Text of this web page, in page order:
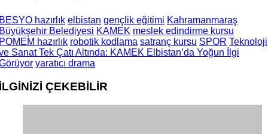
hazırlık elbistan gençlik eğitimi Kahramanmaraş
Belediyesi KAMEK meslek edindirme kursu
hazırlık robotik kodlama satranç kursu SPOR Teknoloji
Sanat Tek Çatı Altında: KAMEK Elbistan’da Yoğun İlgi
yaratıcı drama
ÇEKEBİLİR